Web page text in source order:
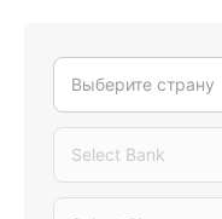
Выберите страну
Select Bank